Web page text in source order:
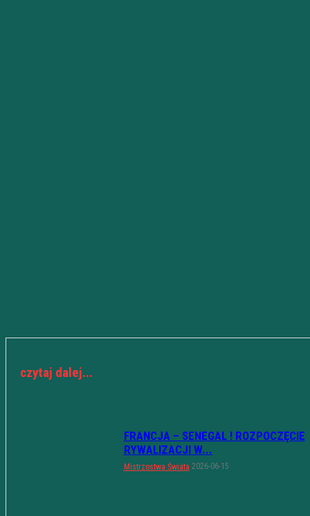
czytaj dalej...
FRANCJA – SENEGAL ! ROZPOCZĘCIE
RYWALIZACJI W...
Mistrzostwa Świata 2026-06-15